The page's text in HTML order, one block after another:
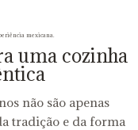
mexicana.
uma cozinha
não são apenas
tradição e da forma